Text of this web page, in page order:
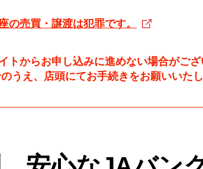
の売買・譲渡は犯罪です。
トからお申し込みに進めない場合がござ
うえ、店頭にてお手続きをお願いいたし